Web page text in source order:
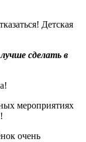
Детская
сделать в
мероприятиях
очень